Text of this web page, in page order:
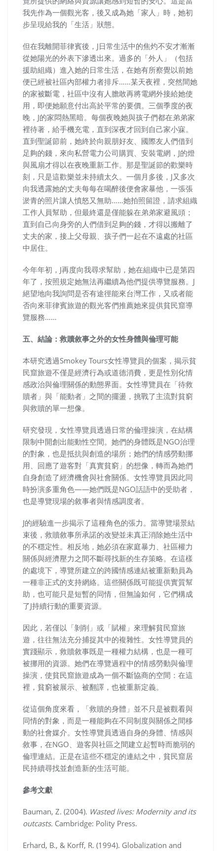
我先作為一個觀光客，後又成為她「家人」時，她初
步呈現給我的「生活」狀態。
但在我離開菲律賓後，J日常生活中的焦灼不安才漸漸
從她陽光的外表下滲透出來。過多的「外人」（包括
援助組織）進入她的日常生活，在她有所察覺以前她
便已經被社區內部權力者排斥……某天夜裡，突然間她
的家被斷電，社區中沒有人膽敢再將電網外接給她使
用，即便她願意付出高於平常的要價。三個季度的夜
晚，J的家悶熱黑暗。每個夜晚她與孩子們都在弟弟家
裡待著，給手機充電，直到深夜才回到自己家小寐。
直到聖誕節前，她終於向親朋好友、國際友人們借到
足夠的錢，來向私營電力公司購買、安裝電網，J的燈
與風扇才得以在夜晚重新工作。那是聖誕節的歡樂時
刻，只是這歡樂並未持續太久。一個月多後，J又多次
向我透露她的丈夫每每在喝醉後便會家暴他，一張張
淤青的照片讓人憤怒又無助……她拍照留證，請求組織
工作人員幫助，但最終還是僅能躲在弟弟家避風頭；
直到自己向身旁的人們借到足夠的錢，才得以搬離了
丈夫的家，接上父母親、孩子們一起在不遠處的社區
中居住。
今年年初，J再度向我尋求幫助，她在組織中已是第四
年了，按照規定她無法再繼續為他們提供導覽服務。J
絕望地向我詢問是否有途徑能來台灣工作，又或者能
否向來菲律賓旅遊的觀光客們推薦她來提供貧民窟導
覽服務……
五、結論：救贖敘事之外的女性身體與倫理可能
本研究透過Smokey Tours女性導覽員的個案，揭示貧
民窟旅遊不僅是經濟行為或道德消費，更是性別化情
感政治與倫理關係的動態界面。女性導覽員在「待救
贖者」與「能動者」之間的擺盪，挑戰了主流對貧窮
與救贖的單一想像。
研究發現，女性導覽員透過日常的倫理操演，在結構
限制中開創出能動性空間。她們的身體既是NGO治理
的對象，也是抵抗與創造的場所；她們的情感勞動挪
用、回應了遊客對「真實貧窮」的想像，轉而為她們
自身創造了經濟機會與社會關係。女性導覽員因此同
時扮演多重角色——她們既是NGO話語中的受助者，
也是導覽現場的敘事者與情感調度者。
J的經驗進一步揭示了這種角色的張力。當導覽場景結
束後，救贖敘事所承諾的改變並未真正消除她生活中
的不穩定性。相反地，她必須在家庭暴力、社區權力
關係與經濟壓力之間不斷尋找新的生存策略。在這樣
的處境下，導覽所建立的跨國情感連結被重新動員為
一種非正式的支持網絡。這些關係既可能提供實質幫
助，也可能只是短暫的同情，但無論如何，它們構成
了J持續行動的重要資源。
因此，若僅以「剝削」或「賦權」來理解貧民窟旅
遊，往往無法充分捕捉其中的複雜性。女性導覽員的
實踐顯示，救贖敘事既是一種權力結構，也是一種可
被挪用的資源。她們在導覽過程中的情感勞動與倫理
操演，使貧民窟旅遊成為一個不斷協商的空間：在這
裡，貧窮被展示、被翻譯，也被重新定義。
從這個角度來看，「救贖的身體」並不只是被觀看與
同情的對象，而是一種能夠在不同制度與關係之間移
動的社會媒介。女性導覽員透過自身的身體、情感與
敘事，在NGO、遊客與社區之間建立起暫時而脆弱的
倫理連結。正是在這些不穩定的連結之中，貧民窟居
民持續尋找並創造新的生活可能。
參考文獻
Bauman, Z. (2004). Wasted lives: Modernity and its
outcasts. Cambridge: Polity Press.
Erhard, B., & Korff, R. (1994). Globalization and